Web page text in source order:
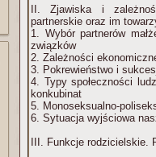
II. Zjawiska i
partnerskie oraz im
1. Wybór partnerów
związków
2. Zależności
3. Pokrewieństwo i
4. Typy społeczności
konkubinat
5. Monoseksualno-
6. Sytuacja wyjściowa
III. Funkcje rodzicielskie.